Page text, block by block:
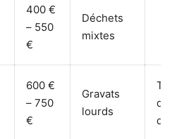
400 €
– 550
€
Déchets
mixtes
600 €
– 750
€
Gravats
lourds